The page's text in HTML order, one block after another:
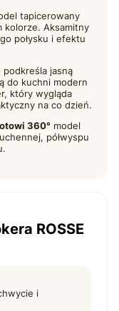
tapicerowany
kolorze. Aksamitny
połysku i efektu
podkreśla jasną
do kuchni modern
który wygląda
na co dzień.
360° model
półwyspu
ROSSE
i